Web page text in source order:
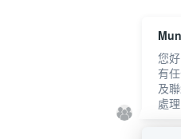
您
有
及
處